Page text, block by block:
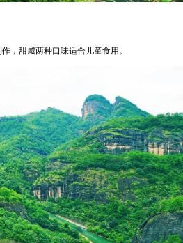
，甜咸两种口味适合儿童食用。